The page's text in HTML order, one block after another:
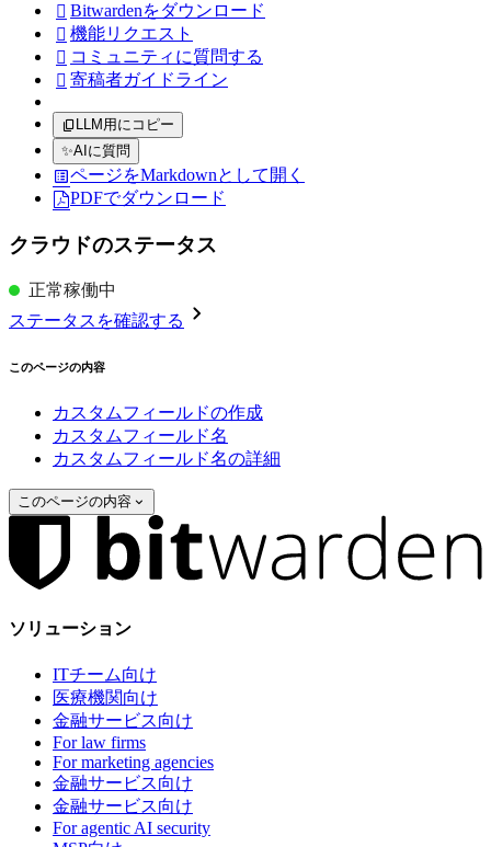
 Bitwardenをダウンロード
 機能リクエスト
 コミュニティに質問する
 寄稿者ガイドライン
LLM用にコピー
✨AIに質問
ページをMarkdownとして開く
PDFでダウンロード
クラウドのステータス
正常稼働中
ステータスを確認する
このページの内容
カスタムフィールドの作成
カスタムフィールド名
カスタムフィールド名の詳細
このページの内容
ソリューション
ITチーム向け
医療機関向け
金融サービス向け
For law firms
For marketing agencies
金融サービス向け
金融サービス向け
For agentic AI security